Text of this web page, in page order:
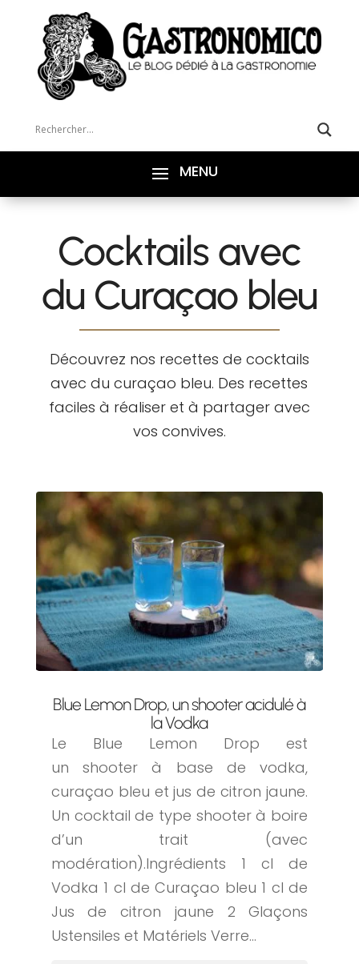
Cocktails avec
du Curaçao bleu
Découvrez nos recettes de cocktails
avec du curaçao bleu. Des recettes
faciles à réaliser et à partager avec
vos convives.
Blue Lemon Drop, un shooter acidulé à
la Vodka
Le Blue Lemon Drop est
un shooter à base de vodka,
curaçao bleu et jus de citron jaune.
Un cocktail de type shooter à boire
d’un trait (avec
modération).Ingrédients 1 cl de
Vodka 1 cl de Curaçao bleu 1 cl de
Jus de citron jaune 2 Glaçons
Ustensiles et Matériels Verre...